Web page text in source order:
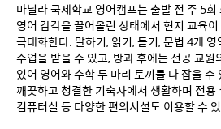
마닐라 국제학교 영어캠프는 출발 전 주 5
영어 감각을 끌어올린 상태에서 현지 교육
극대화한다. 말하기, 읽기, 듣기, 문법 4개
수업을 받을 수 있고, 방과 후에는 전공 교원
있어 영어와 수학 두 마리 토끼를 다 잡을
깨끗하고 청결한 기숙사에서 생활하며 전용
컴퓨터실 등 다양한 편의시설도 이용할 수